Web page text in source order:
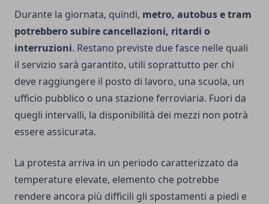
Durante la giornata, quindi, metro, autobus e tram
potrebbero subire cancellazioni, ritardi o
interruzioni. Restano previste due fasce nelle quali
il servizio sarà garantito, utili soprattutto per chi
deve raggiungere il posto di lavoro, una scuola, un
ufficio pubblico o una stazione ferroviaria. Fuori da
quegli intervalli, la disponibilità dei mezzi non potrà
essere assicurata.
La protesta arriva in un periodo caratterizzato da
temperature elevate, elemento che potrebbe
rendere ancora più difficili gli spostamenti a piedi e